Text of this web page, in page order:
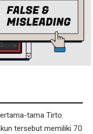
tama Tirto
tersebut memiliki 70